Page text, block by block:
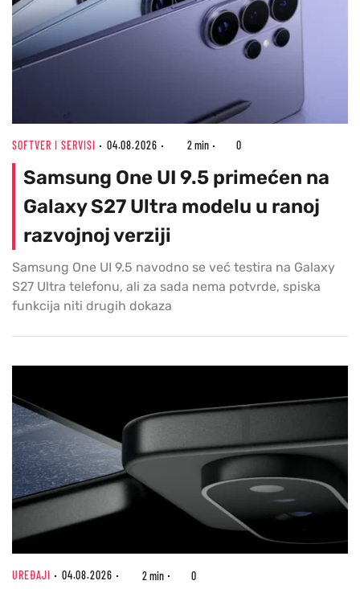
SOFTVER I SERVISI 04.08.2026 2 min 0
Samsung One UI 9.5 primećen na
Galaxy S27 Ultra modelu u ranoj
razvojnoj verziji
Samsung One UI 9.5 navodno se već testira na Galaxy
S27 Ultra telefonu, ali za sada nema potvrde, spiska
funkcija niti drugih dokaza
UREĐAJI 04.08.2026 2 min 0